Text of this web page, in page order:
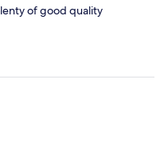
of good quality